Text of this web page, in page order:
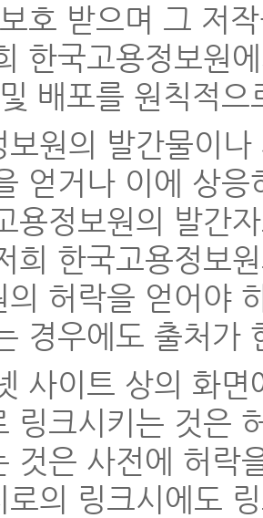
호 받으며 그 저
한국고용정보원
배포를 원칙적으
보원의 발간물이
얻거나 이에 상
용정보원의 발간
희 한국고용정보
의 허락을 얻어야
경우에도 출처가
사이트 상의 화
링크시키는 것은
것은 사전에 허락
로의 링크시에도